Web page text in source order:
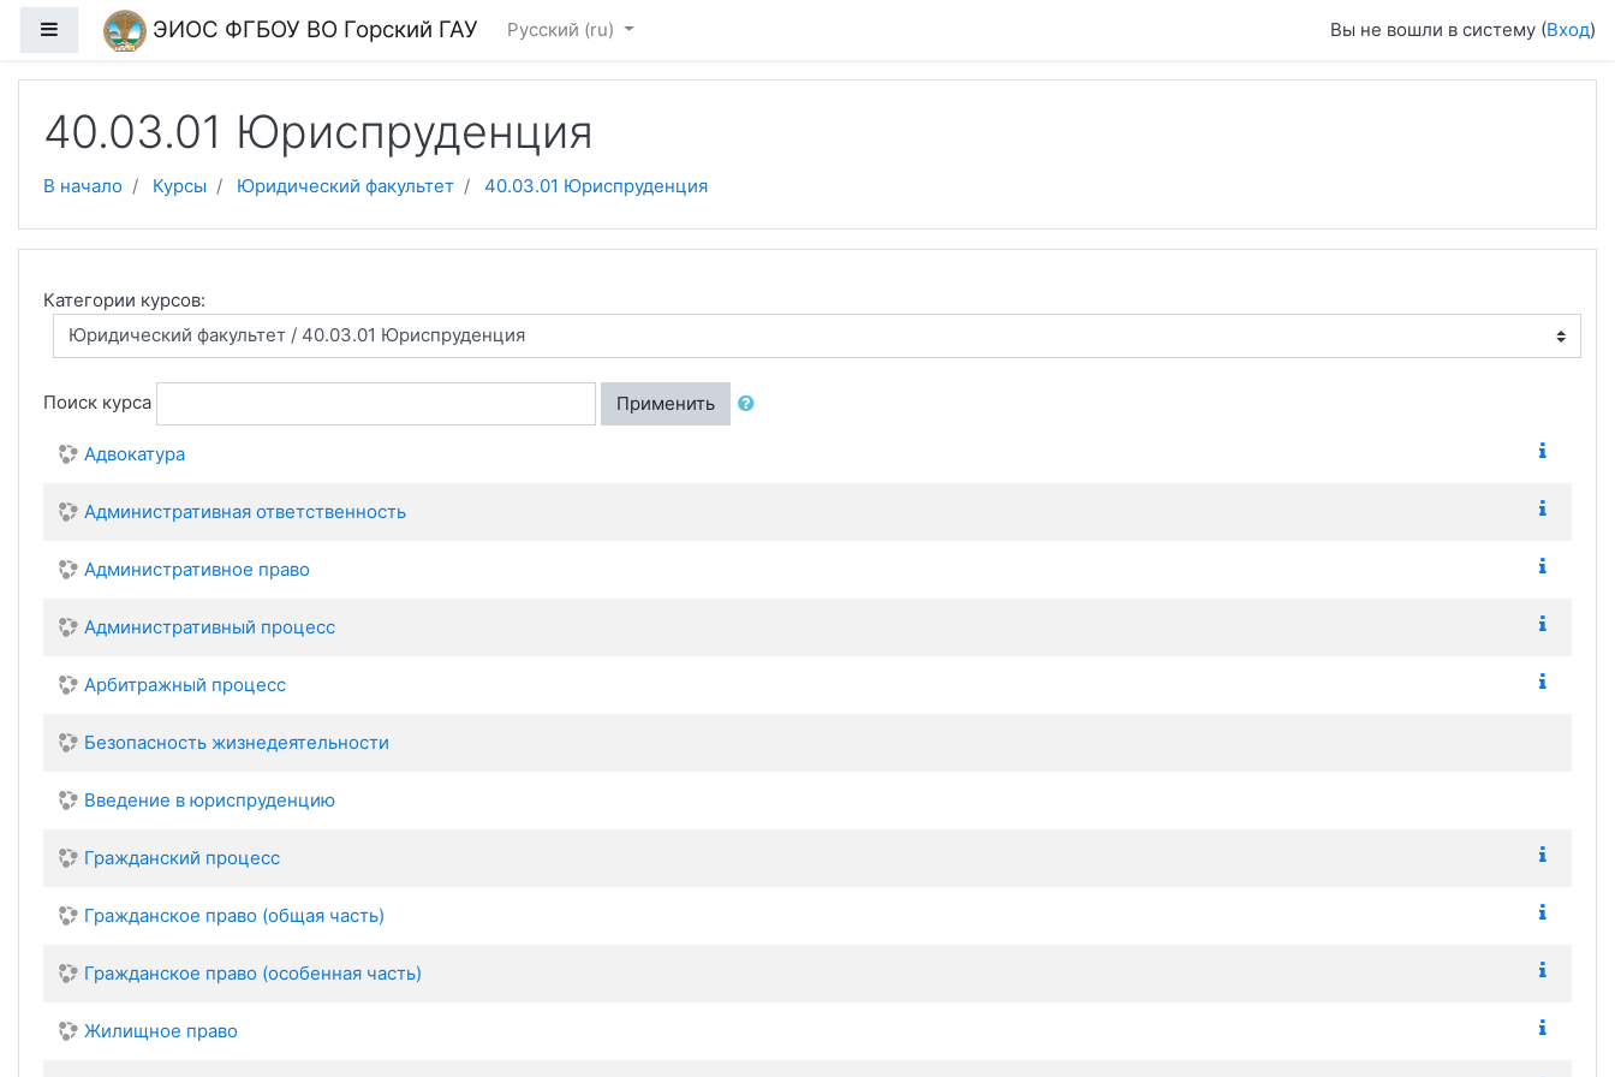
Перейти к основному содержанию
Боковая панельЭИОС ФГБОУ ВО Горский ГАУ Русский ‎(ru)‎ Вы не вошли в систему (Вход)
40.03.01 Юриспруденция
В начало Курсы Юридический факультет 40.03.01 Юриспруденция
Категории курсов:
Поиск курса Применить
Адвокатура
Административная ответственность
Административное право
Административный процесс
Арбитражный процесс
Безопасность жизнедеятельности
Введение в юриспруденцию
Гражданский процесс
Гражданское право (общая часть)
Гражданское право (особенная часть)
Жилищное право